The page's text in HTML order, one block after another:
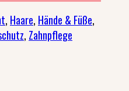
, Haare, Hände & Füße,
, Zahnpflege